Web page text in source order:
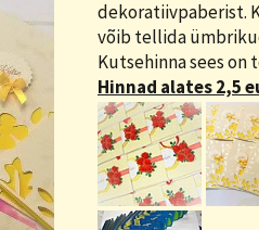
dekoratiivpaberist.
võib tellida
Kutsehinna sees
Hinnad alates 2,5